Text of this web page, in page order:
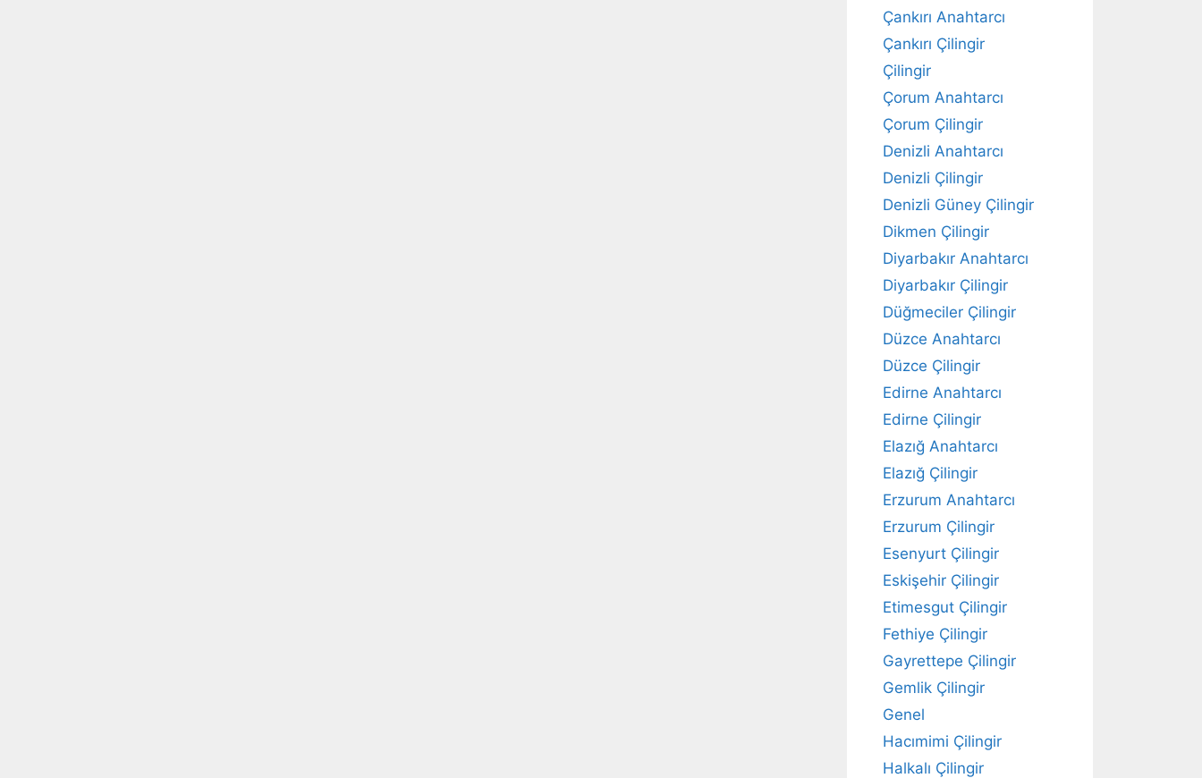
Çankırı Anahtarcı
Çankırı Çilingir
Çilingir
Çorum Anahtarcı
Çorum Çilingir
Denizli Anahtarcı
Denizli Çilingir
Denizli Güney Çilingir
Dikmen Çilingir
Diyarbakır Anahtarcı
Diyarbakır Çilingir
Düğmeciler Çilingir
Düzce Anahtarcı
Düzce Çilingir
Edirne Anahtarcı
Edirne Çilingir
Elazığ Anahtarcı
Elazığ Çilingir
Erzurum Anahtarcı
Erzurum Çilingir
Esenyurt Çilingir
Eskişehir Çilingir
Etimesgut Çilingir
Fethiye Çilingir
Gayrettepe Çilingir
Gemlik Çilingir
Genel
Hacımimi Çilingir
Halkalı Çilingir